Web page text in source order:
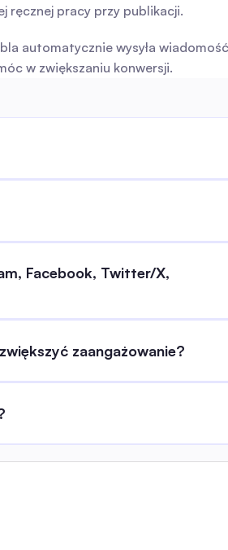
ręcznej pracy przy publikacji.
automatycznie wysyła
w zwiększaniu konwersji.
Facebook, Twitter/X,
zaangażowanie?